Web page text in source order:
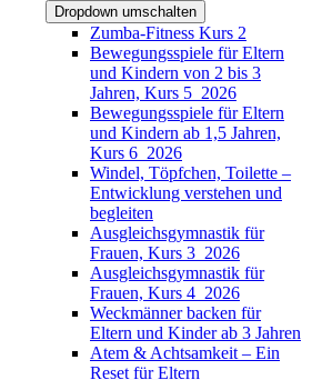
Dropdown umschalten
Zumba-Fitness Kurs 2
Bewegungsspiele für Eltern
und Kindern von 2 bis 3
Jahren, Kurs 5_2026
Bewegungsspiele für Eltern
und Kindern ab 1,5 Jahren,
Kurs 6_2026
Windel, Töpfchen, Toilette –
Entwicklung verstehen und
begleiten
Ausgleichsgymnastik für
Frauen, Kurs 3_2026
Ausgleichsgymnastik für
Frauen, Kurs 4_2026
Weckmänner backen für
Eltern und Kinder ab 3 Jahren
Atem & Achtsamkeit – Ein
Reset für Eltern